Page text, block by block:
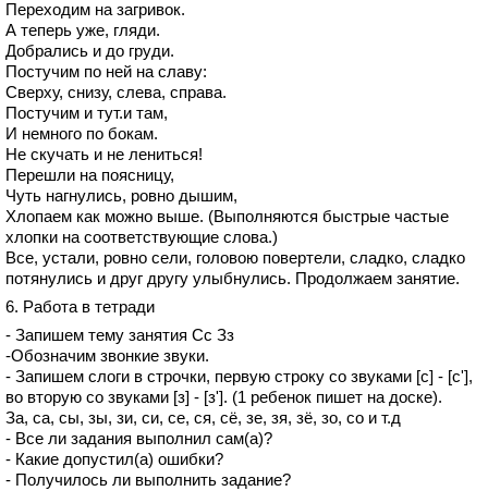
Переходим на загривок.
А теперь уже, гляди.
Добрались и до груди.
Постучим по ней на славу:
Сверху, снизу, слева, справа.
Постучим и тут.и там,
И немного по бокам.
Не скучать и не лениться!
Перешли на поясницу,
Чуть нагнулись, ровно дышим,
Хлопаем как можно выше. (Выполняются быстрые частые
хлопки на соответствующие слова.)
Все, устали, ровно сели, головою повертели, сладко, сладко
потянулись и друг другу улыбнулись. Продолжаем занятие.
6. Работа в тетради
- Запишем тему занятия Сс Зз
-Обозначим звонкие звуки.
- Запишем слоги в строчки, первую строку со звуками [с] - [с'],
во вторую со звуками [з] - [з']. (1 ребенок пишет на доске).
За, са, сы, зы, зи, си, се, ся, сё, зе, зя, зё, зо, со и т.д
- Все ли задания выполнил сам(а)?
- Какие допустил(а) ошибки?
- Получилось ли выполнить задание?